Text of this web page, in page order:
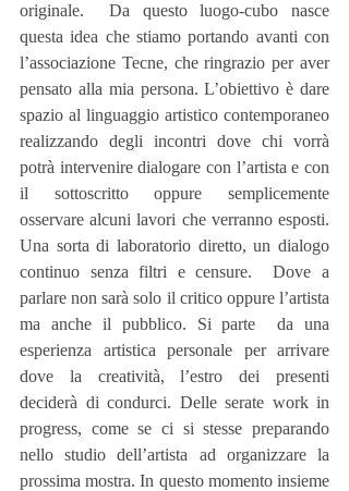
originale.  Da questo luogo-cubo nasce
questa idea che stiamo portando avanti con
l’associazione Tecne, che ringrazio per aver
pensato alla mia persona. L’obiettivo è dare
spazio al linguaggio artistico contemporaneo
realizzando degli incontri dove chi vorrà
potrà intervenire dialogare con l’artista e con
il sottoscritto oppure semplicemente
osservare alcuni lavori che verranno esposti.
Una sorta di laboratorio diretto, un dialogo
continuo senza filtri e censure.  Dove a
parlare non sarà solo il critico oppure l’artista
ma anche il pubblico. Si parte  da una
esperienza artistica personale per arrivare
dove la creatività, l’estro dei presenti
deciderà di condurci. Delle serate work in
progress, come se ci si stesse preparando
nello studio dell’artista ad organizzare la
prossima mostra. In questo momento insieme